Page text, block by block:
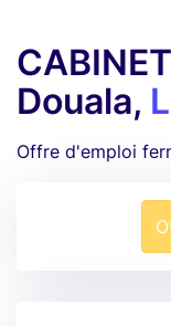
Douala,
Offre d'emploi